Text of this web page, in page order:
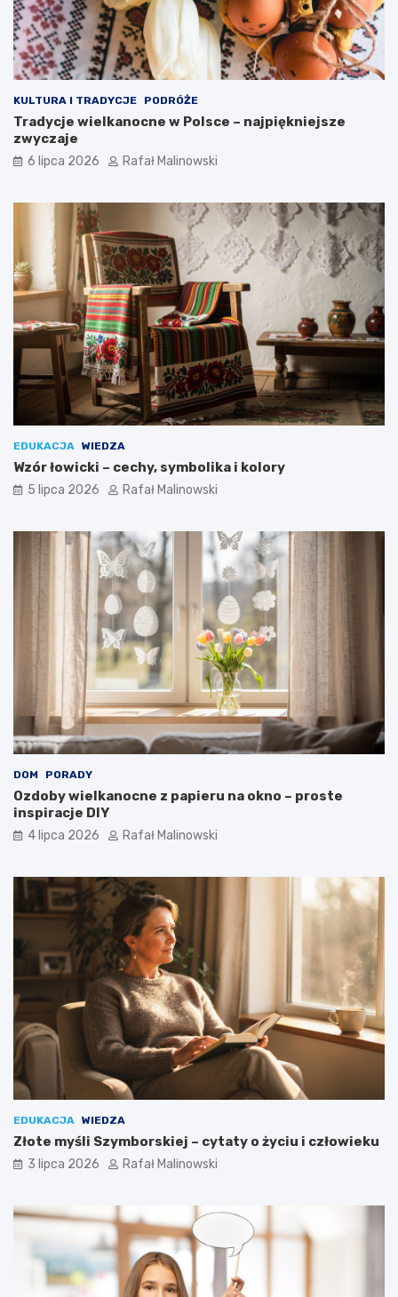
KULTURA I TRADYCJE PODRÓŻE
Tradycje wielkanocne w Polsce – najpiękniejsze
zwyczaje
6 lipca 2026 Rafał Malinowski
EDUKACJA WIEDZA
Wzór łowicki – cechy, symbolika i kolory
5 lipca 2026 Rafał Malinowski
DOM PORADY
Ozdoby wielkanocne z papieru na okno – proste
inspiracje DIY
4 lipca 2026 Rafał Malinowski
EDUKACJA WIEDZA
Złote myśli Szymborskiej – cytaty o życiu i człowieku
3 lipca 2026 Rafał Malinowski